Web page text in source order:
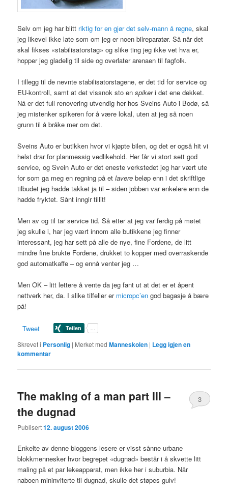
Selv om jeg har blitt riktig for en gjør det selv-mann å regne, skal
jeg likevel ikke late som om jeg er noen bilreparatør. Så når det
skal fikses «stabilisatorstag» og slike ting jeg ikke vet hva er,
hopper jeg gladelig til side og overlater arenaen til fagfolk.
I tillegg til de nevnte stabilisatorstagene, er det tid for service og
EU-kontroll, samt at det vissnok sto enspikeri det ene dekket.
Nå er det full renovering utvendig her hos Sveins Auto i Bodø, så
jeg mistenker spikeren for å være lokal, uten at jeg så noen
grunn til å bråke mer om det.
Sveins Auto er butikken hvor vi kjøpte bilen, og det er også hit vi
helst drar for planmessig vedlikehold. Her får vi stort sett god
service, og Svein Auto er det eneste verkstedet jeg har vært ute
for som ga meg en regning på etlavere beløp enn i det skriftlige
tilbudet jeg hadde takket ja til – siden jobben var enkelere enn de
hadde fryktet. Sånt inngir tillit!
Men av og til tar service tid. Så etter at jeg var ferdig på møtet
jeg skulle i, har jeg vært innom alle butikkene jeg finner
interessant, jeg har sett på alle de nye, fine Fordene, de litt
mindre fine brukte Fordene, drukket to kopper med overraskende
god automatkaffe – og ennå venter jeg …
MenOK– litt lettere å vente da jeg fant ut at det er et åpent
nettverk her, da. I slike tilfeller er micropc’en god bagasje å bære
på!
Tweet
Skrevet i Personlig | Merket med Manneskolen | Legg igjen en
kommentar
The making of a man part III –
the dugnad
Publisert12. august 2006
3
Enkelte av denne bloggens lesere er visst sånne urbane
blokkmennesker hvor begrepet «dugnad» består i å skvette litt
maling på et par lekeapparat, men ikke her i suburbia. Når
naboen mininviterte til dugnad, skulle det støpes gulv!